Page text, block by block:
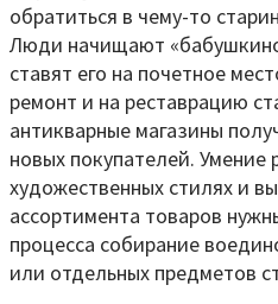
обратиться в чему-то
Люди начищают
ставят его на почетное
ремонт и на реставрацию
антикварные магазины
новых покупателей. Умение
художественных стилях и
ассортимента товаров
процесса собирание
или отдельных предметов